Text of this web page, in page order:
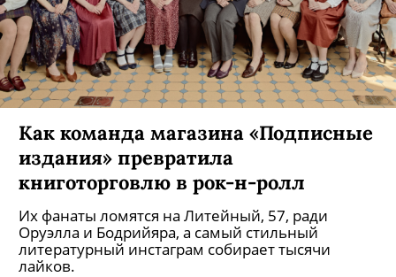
Как команда магазина «Подписные
издания» превратила
книготорговлю в рок-н-ролл
Их фанаты ломятся на Литейный, 57, ради
Оруэлла и Бодрийяра, а самый стильный
литературный инстаграм собирает тысячи
лайков.